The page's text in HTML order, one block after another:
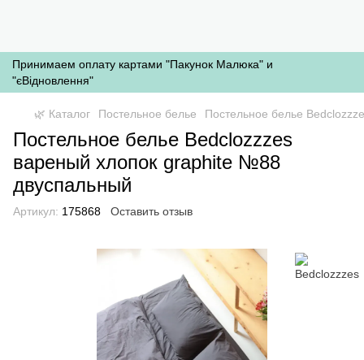
Принимаем оплату картами "Пакунок Малюка" и
"єВідновлення"
🌿 Каталог Постельное белье Постельное белье
Постельное белье Bedclozzzes
вареный хлопок graphite №88
двуспальный
Артикул: 175868 Оставить отзыв